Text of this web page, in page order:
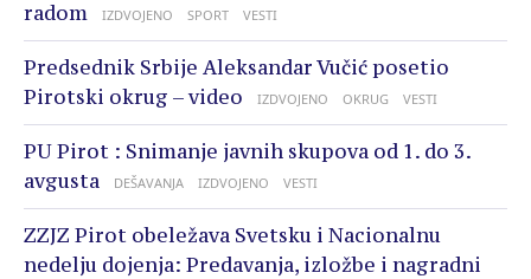
radom
IZDVOJENO SPORT VESTI
Predsednik Srbije Aleksandar Vučić posetio
Pirotski okrug – video
IZDVOJENO OKRUG VESTI
PU Pirot : Snimanje javnih skupova od 1. do 3.
avgusta
DEŠAVANJA IZDVOJENO VESTI
ZZJZ Pirot obeležava Svetsku i Nacionalnu
nedelju dojenja: Predavanja, izložbe i nagradni